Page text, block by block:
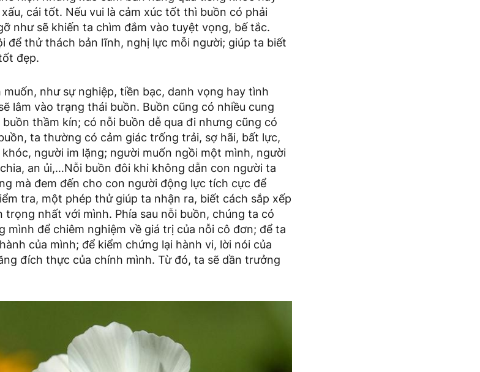
cái tốt. Nếu vui là cảm xúc tốt thì buồn có phải
như sẽ khiến ta chìm đắm vào tuyệt vọng, bế tắc.
để thử thách bản lĩnh, nghị lực mỗi người; giúp ta biết
đẹp.
như sự nghiệp, tiền bạc, danh vọng hay tình
lâm vào trạng thái buồn. Buồn cũng có nhiều cung
thầm kín; có nỗi buồn dễ qua đi nhưng cũng có
ta thường có cảm giác trống trải, sợ hãi, bất lực,
người im lặng; người muốn ngồi một mình, người
an ủi,…Nỗi buồn đôi khi không dẫn con người ta
mà đem đến cho con người động lực tích cực để
tra, một phép thử giúp ta nhận ra, biết cách sắp xếp
trọng nhất với mình. Phía sau nỗi buồn, chúng ta có
mình để chiêm nghiệm về giá trị của nỗi cô đơn; để ta
của mình; để kiểm chứng lại hành vi, lời nói của
đích thực của chính mình. Từ đó, ta sẽ dần trưởng